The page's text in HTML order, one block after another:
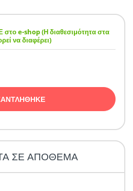
e-shop (Η διαθεσιμότητα στα
να διαφέρει)
ΣΕ ΑΠΟΘΕΜΑ